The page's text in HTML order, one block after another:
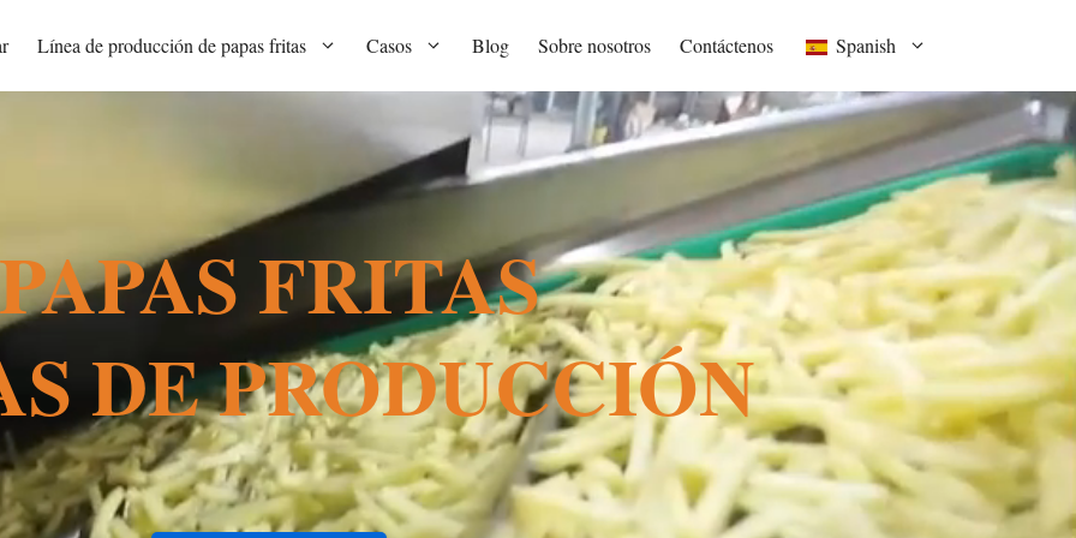
Línea de producción de papas fritas Casos Blog Sobre nosotros Contáctenos Spanish
FRITAS
DE PRODUCCIÓN